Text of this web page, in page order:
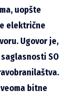
uopšte
električne
Ugovor je,
SO
bitne